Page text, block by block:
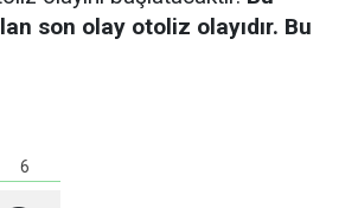
son olay otoliz olayıdır. Bu
6